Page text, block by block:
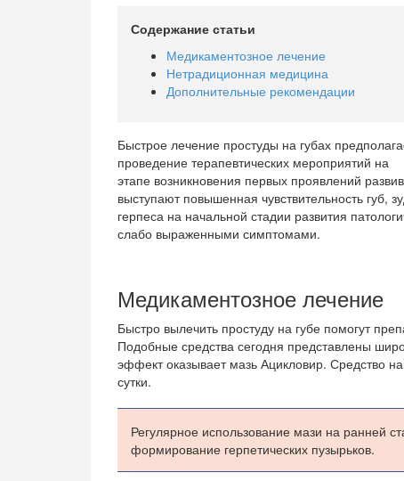
Содержание статьи
Медикаментозное лечение
Нетрадиционная медицина
Дополнительные рекомендации
Быстрое лечение простуды на губах
проведение терапевтических мероприятий на
этапе возникновения первых проявлений
выступают повышенная чувствительность губ,
герпеса на начальной стадии развития
слабо выраженными симптомами.
Медикаментозное лечение
Быстро вылечить простуду на губе помогут
Подобные средства сегодня представлены
эффект оказывает мазь Ацикловир. Средство
сутки.
Регулярное использование мази на ранней
формирование герпетических пузырьков.